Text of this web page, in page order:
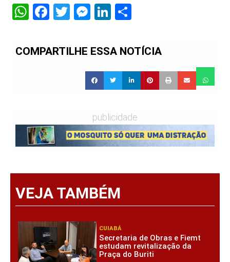
WhatsApp
Facebook
Twitter
Messenger
LinkedIn
COMPARTILHE ESSA NOTÍCIA
publicidade
VEJA TAMBÉM
CUIABÁ
Secretaria de Obras e Fiemt
estudam revitalização da
Praça do Buriti